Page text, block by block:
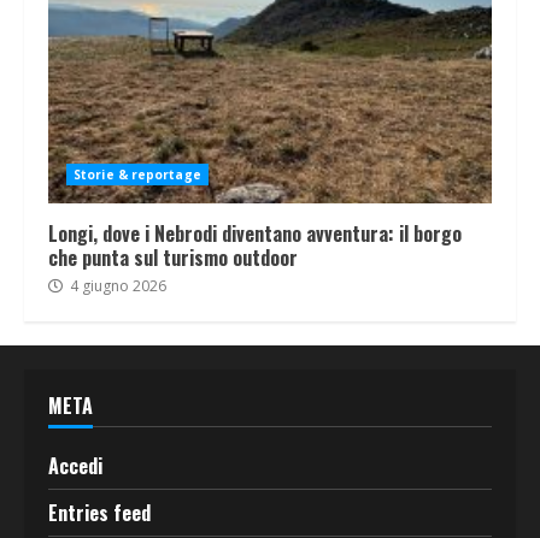
Storie & reportage
Longi, dove i Nebrodi diventano avventura: il borgo
che punta sul turismo outdoor
4 giugno 2026
META
Accedi
Entries feed